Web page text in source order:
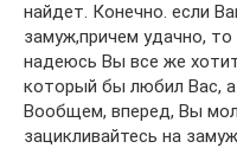
найдет. Конечно. если
замуж,причем удачно,
надеюсь Вы все же
который бы любил Вас, а
Вообщем, вперед, Вы
зацикливайтесь на